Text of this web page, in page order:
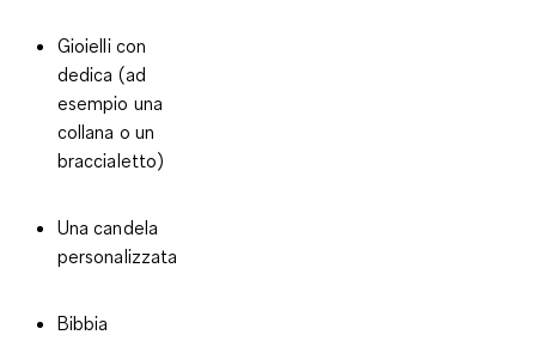
Gioielli con
dedica (ad
esempio una
collana o un
braccialetto)
Una candela
personalizzata
Bibbia